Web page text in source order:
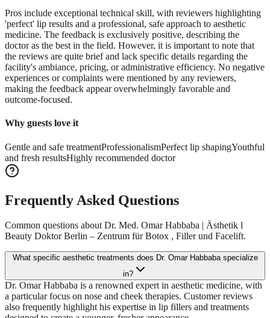
Pros include exceptional technical skill, with reviewers highlighting
'perfect' lip results and a professional, safe approach to aesthetic
medicine. The feedback is exclusively positive, describing the
doctor as the best in the field. However, it is important to note that
the reviews are quite brief and lack specific details regarding the
facility's ambiance, pricing, or administrative efficiency. No negative
experiences or complaints were mentioned by any reviewers,
making the feedback appear overwhelmingly favorable and
outcome-focused.
Why guests love it
Gentle and safe treatmentProfessionalismPerfect lip shapingYouthful
and fresh resultsHighly recommended doctor
Frequently Asked Questions
Common questions aboutDr. Med. Omar Habbaba | Ästhetik l
Beauty Doktor Berlin – Zentrum für Botox , Filler und Facelift.
What specific aesthetic treatments does Dr. Omar Habbaba specialize
in?
Dr. Omar Habbaba is a renowned expert in aesthetic medicine, with
a particular focus on nose and cheek therapies. Customer reviews
also frequently highlight his expertise in lip fillers and treatments